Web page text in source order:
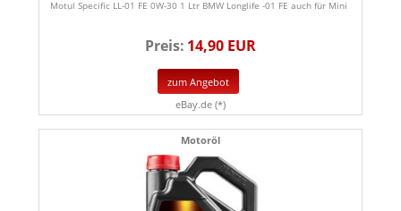
Motul Specific LL-01 FE 0W-30 1 Ltr BMW Longlife -01 FE auch für Mini
Preis: 14,90 EUR
zum Angebot
eBay.de (*)
Motoröl